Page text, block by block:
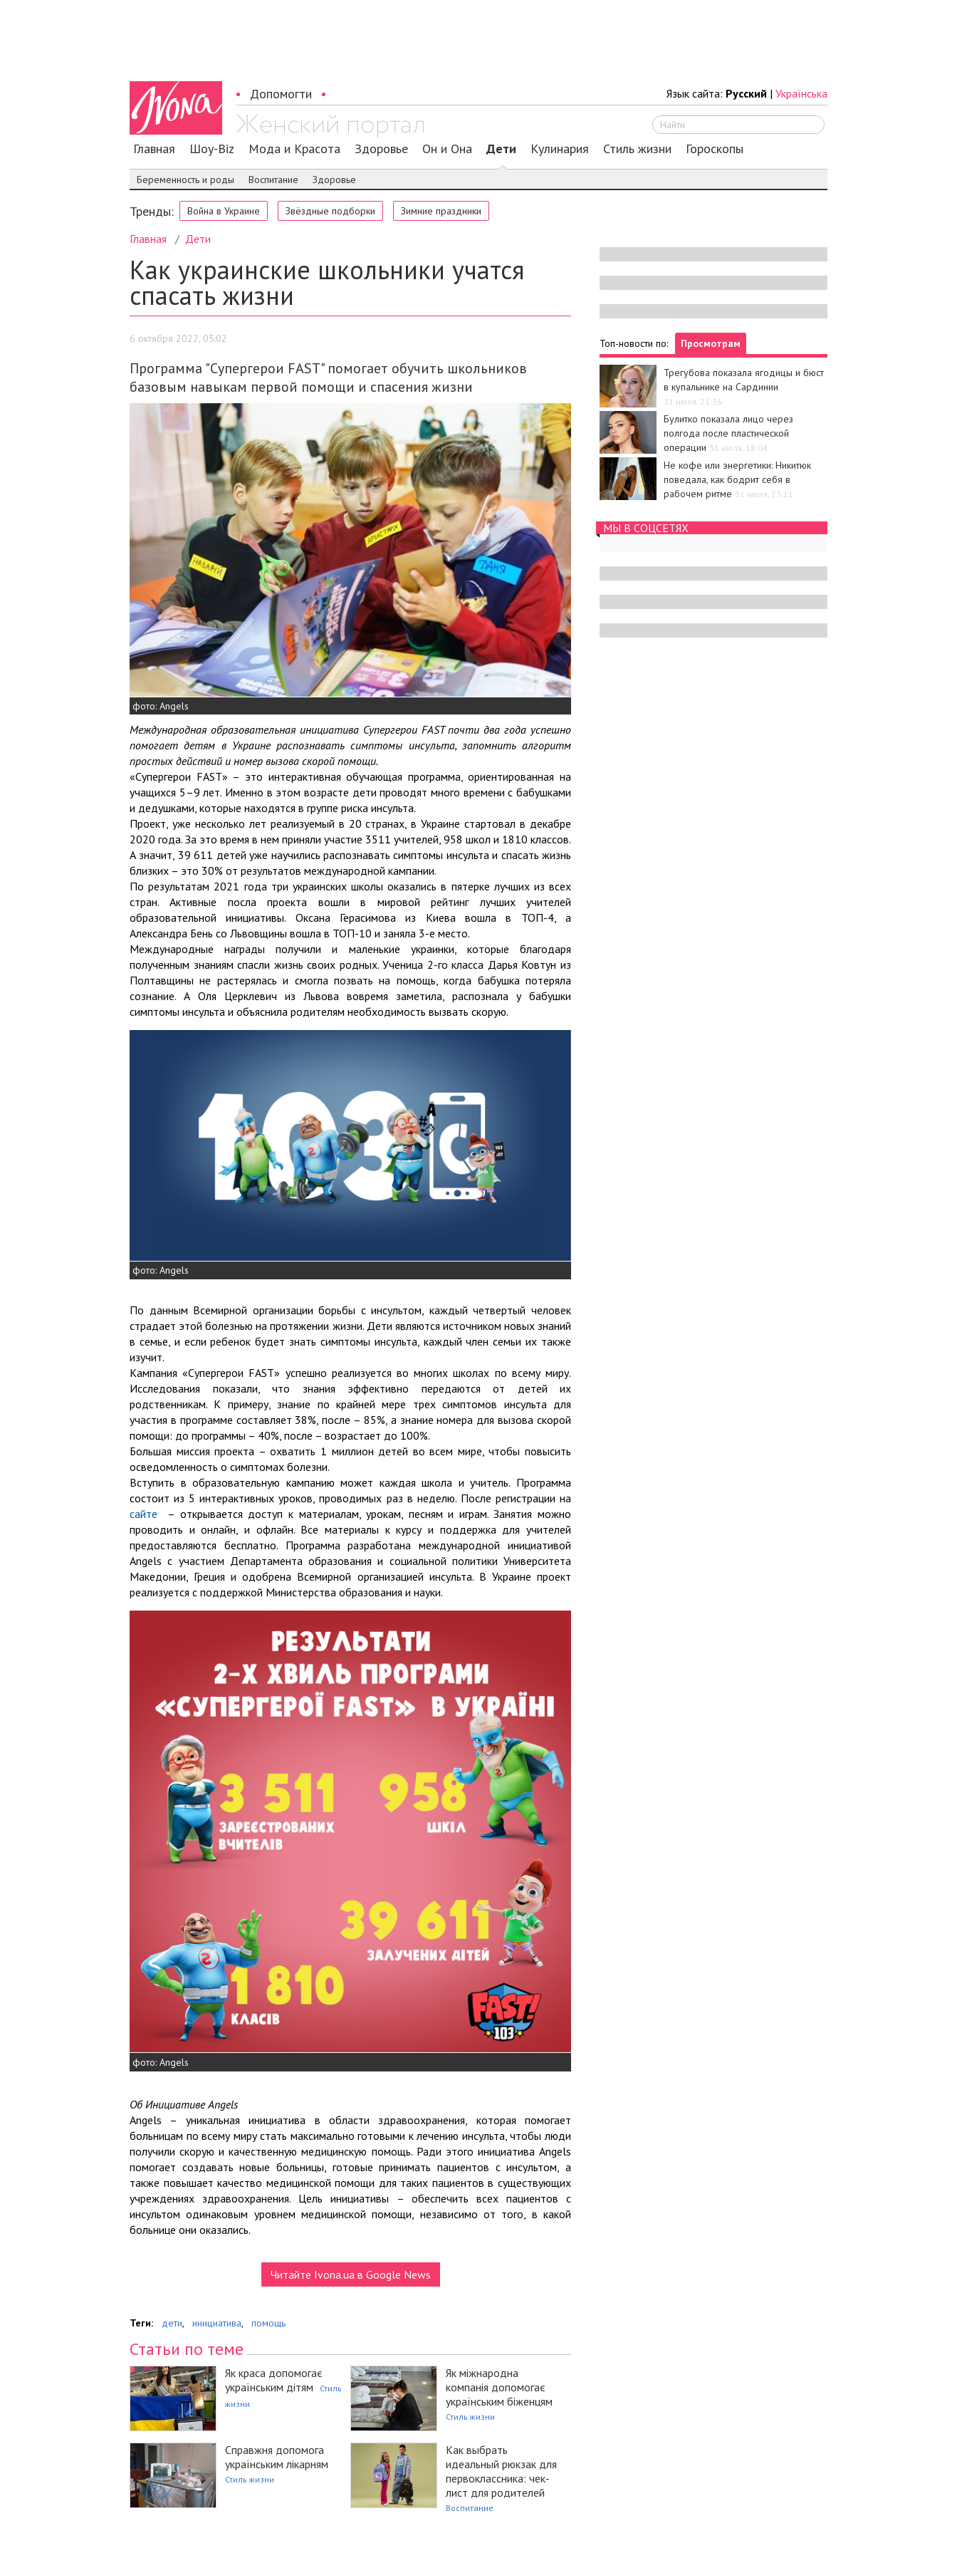
Допомогти Язык сайта: Русский | Українська
Главная Шоу-Biz Мода и Красота Здоровье Он и Она Дети Кулинария Стиль жизни Гороскопы
Беременность и роды Воспитание Здоровье
Тренды: Война в Украине Звёздные подборки Зимние праздники
Главная Дети
Как украинские школьники учатся
спасать жизни
6 октября 2022, 05:02
Программа "Супергерои FAST" помогает обучить школьников
базовым навыкам первой помощи и спасения жизни
фото: Angels
Международная образовательная инициатива Супергерои FAST почти два года успешно
помогает детям в Украине распознавать симптомы инсульта, запомнить алгоритм
простых действий и номер вызова скорой помощи.
«Супергерои FAST» – это интерактивная обучающая программа, ориентированная на
учащихся 5–9 лет. Именно в этом возрасте дети проводят много времени с бабушками
и дедушками, которые находятся в группе риска инсульта.
Проект, уже несколько лет реализуемый в 20 странах, в Украине стартовал в декабре
2020 года. За это время в нем приняли участие 3511 учителей, 958 школ и 1810 классов.
А значит, 39 611 детей уже научились распознавать симптомы инсульта и спасать жизнь
близких – это 30% от результатов международной кампании.
По результатам 2021 года три украинских школы оказались в пятерке лучших из всех
стран. Активные посла проекта вошли в мировой рейтинг лучших учителей
образовательной инициативы. Оксана Герасимова из Киева вошла в ТОП-4, а
Александра Бень со Львовщины вошла в ТОП-10 и заняла 3-е место.
Международные награды получили и маленькие украинки, которые благодаря
полученным знаниям спасли жизнь своих родных. Ученица 2-го класса Дарья Ковтун из
Полтавщины не растерялась и смогла позвать на помощь, когда бабушка потеряла
сознание. А Оля Церклевич из Львова вовремя заметила, распознала у бабушки
симптомы инсульта и объяснила родителям необходимость вызвать скорую.
фото: Angels
По данным Всемирной организации борьбы с инсультом, каждый четвертый человек
страдает этой болезнью на протяжении жизни. Дети являются источником новых знаний
в семье, и если ребенок будет знать симптомы инсульта, каждый член семьи их также
изучит.
Кампания «Супергерои FAST» успешно реализуется во многих школах по всему миру.
Исследования показали, что знания эффективно передаются от детей их
родственникам. К примеру, знание по крайней мере трех симптомов инсульта для
участия в программе составляет 38%, после – 85%, а знание номера для вызова скорой
помощи: до программы – 40%, после – возрастает до 100%.
Большая миссия проекта – охватить 1 миллион детей во всем мире, чтобы повысить
осведомленность о симптомах болезни.
Вступить в образовательную кампанию может каждая школа и учитель. Программа
состоит из 5 интерактивных уроков, проводимых раз в неделю. После регистрации на
сайте – открывается доступ к материалам, урокам, песням и играм. Занятия можно
проводить и онлайн, и офлайн. Все материалы к курсу и поддержка для учителей
предоставляются бесплатно. Программа разработана международной инициативой
Angels с участием Департамента образования и социальной политики Университета
Македонии, Греция и одобрена Всемирной организацией инсульта. В Украине проект
реализуется с поддержкой Министерства образования и науки.
фото: Angels
Об Инициативе Angels
Angels – уникальная инициатива в области здравоохранения, которая помогает
больницам по всему миру стать максимально готовыми к лечению инсульта, чтобы люди
получили скорую и качественную медицинскую помощь. Ради этого инициатива Angels
помогает создавать новые больницы, готовые принимать пациентов с инсультом, а
также повышает качество медицинской помощи для таких пациентов в существующих
учреждениях здравоохранения. Цель инициативы – обеспечить всех пациентов с
инсультом одинаковым уровнем медицинской помощи, независимо от того, в какой
больнице они оказались.
Читайте Ivona.ua в Google News
Теги: дети, инициатива, помощь
Статьи по теме
Як краса допомогає
українським дітям
Стиль
жизни
Як міжнародна
компанія допомогає
українським біженцям
Стиль жизни
Справжня допомога
українським лікарням
Стиль жизни
Как выбрать
идеальный рюкзак для
первоклассника: чек-
лист для родителей
Воспитание
Топ-новости по: Просмотрам
Трегубова показала ягодицы и бюст
в купальнике на Сардинии
31 июля, 21:36
Булитко показала лицо через
полгода после пластической
операции 31 июля, 18:04
Не кофе или энергетики: Никитюк
поведала, как бодрит себя в
рабочем ритме 31 июля, 23:11
МЫ В СОЦСЕТЯХ